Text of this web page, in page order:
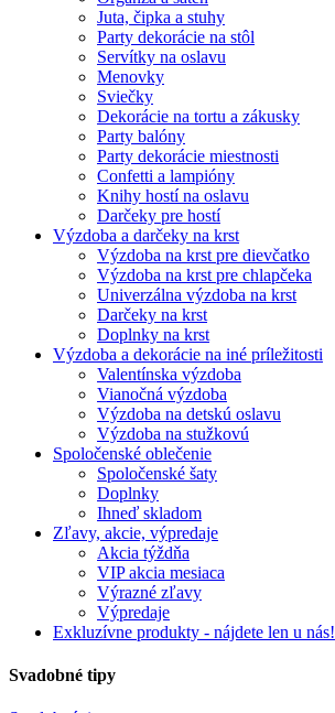
Juta, čipka a stuhy
Party dekorácie na stôl
Servítky na oslavu
Menovky
Sviečky
Dekorácie na tortu a zákusky
Party balóny
Party dekorácie miestnosti
Confetti a lampióny
Knihy hostí na oslavu
Darčeky pre hostí
Výzdoba a darčeky na krst
Výzdoba na krst pre dievčatko
Výzdoba na krst pre chlapčeka
Univerzálna výzdoba na krst
Darčeky na krst
Doplnky na krst
Výzdoba a dekorácie na iné príležitosti
Valentínska výzdoba
Vianočná výzdoba
Výzdoba na detskú oslavu
Výzdoba na stužkovú
Spoločenské oblečenie
Spoločenské šaty
Doplnky
Ihneď skladom
Zľavy, akcie, výpredaje
Akcia týždňa
VIP akcia mesiaca
Výrazné zľavy
Výpredaje
Exkluzívne produkty - nájdete len u nás!
Svadobné tipy